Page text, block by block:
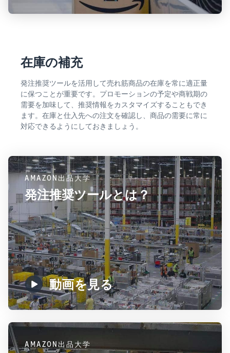
在庫の補充
発注推奨ツールを活用して売れ筋商品の在庫を常に適正量
に保つことが重要です。プロモーションの予定や商戦期の
需要を加味して、推奨情報をカスタマイズすることもでき
ます。在庫と仕入先への注文を確認し、商品の需要に常に
対応できるようにしておきましょう。
AMAZON出品大学
発注推奨ツールとは？
動画を見る
AMAZON出品大学